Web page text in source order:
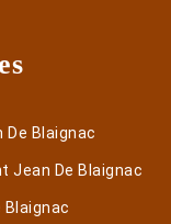
De Blaignac
Jean De Blaignac
Blaignac